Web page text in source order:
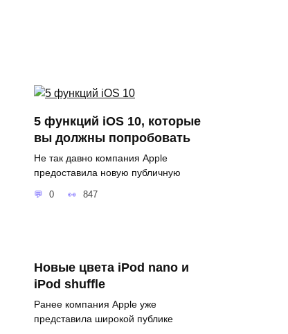
5 функций iOS 10, которые
вы должны попробовать
Не так давно компания Apple
предоставила новую публичную
0 847
Новые цвета iPod nano и
iPod shuffle
Ранее компания Apple уже
представила широкой публике